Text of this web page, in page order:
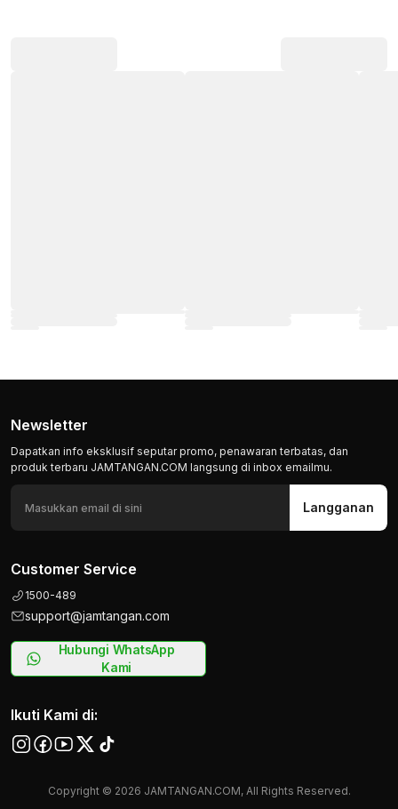
Newsletter
Dapatkan info eksklusif seputar promo, penawaran terbatas, dan
produk terbaru JAMTANGAN.COM langsung di inbox emailmu.
Langganan
Customer Service
1500-489
support@jamtangan.com
Hubungi WhatsApp
Kami
Ikuti Kami di:
Copyright © 2026 JAMTANGAN.COM, All Rights Reserved.